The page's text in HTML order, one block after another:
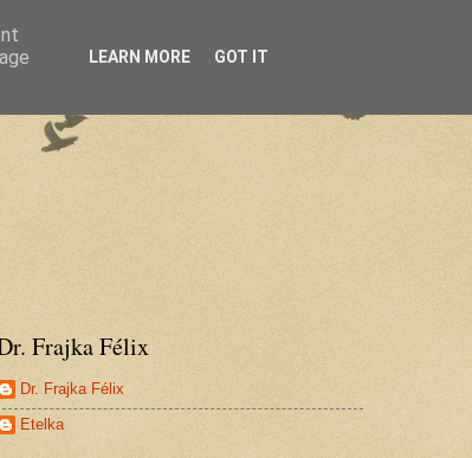
Frajka Félix
Dr. Frajka Félix
Etelka
LEARN MORE GOT IT